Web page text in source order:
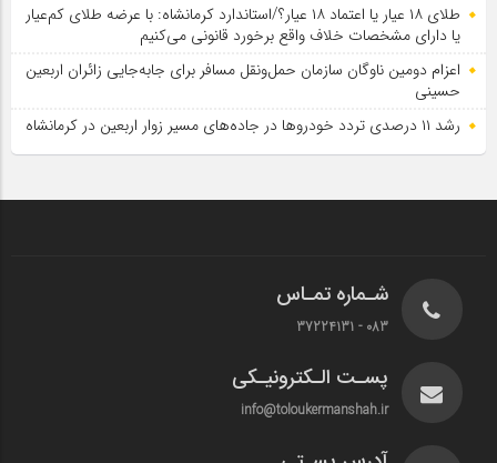
طلای ۱۸ عیار یا اعتماد ۱۸ عیار؟/استاندارد کرمانشاه: با عرضه طلای کم‌عیار
یا دارای مشخصات خلاف واقع برخورد قانونی می‌کنیم
اعزام دومین ناوگان سازمان حمل‌ونقل مسافر برای جابه‌جایی زائران اربعین
حسینی
رشد ۱۱ درصدی تردد خودروها در جاده‌های مسیر زوار اربعین در کرمانشاه
شـماره تمـاس
083 - 37224131
پسـت الـکترونیـکی
info@toloukermanshah.ir